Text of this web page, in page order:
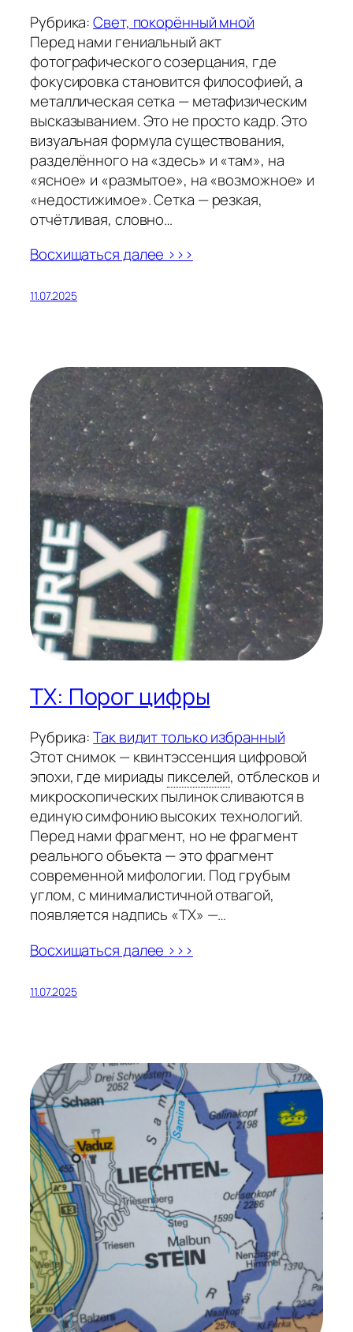
Рубрика:Свет, покорённый мной
Перед нами гениальный акт
фотографического созерцания, где
фокусировка становится философией, а
металлическая сетка — метафизическим
высказыванием. Это не просто кадр. Это
визуальная формула существования,
разделённого на «здесь» и «там», на
«ясное» и «размытое», на «возможное» и
«недостижимое». Сетка — резкая,
отчётливая, словно…
Восхищаться далее >>>
11.07.2025
TX: Порог цифры
Рубрика:Так видит только избранный
Этот снимок — квинтэссенция цифровой
эпохи, где мириады пикселей, отблесков и
микроскопических пылинок сливаются в
единую симфонию высоких технологий.
Перед нами фрагмент, но не фрагмент
реального объекта — это фрагмент
современной мифологии. Под грубым
углом, с минималистичной отвагой,
появляется надпись «TX» —…
Восхищаться далее >>>
11.07.2025